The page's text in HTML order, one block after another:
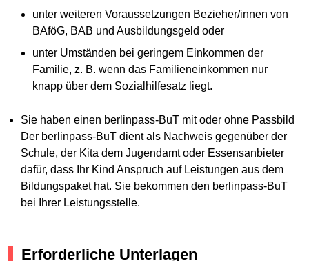
unter weiteren Voraussetzungen Bezieher/innen von
BAföG, BAB und Ausbildungsgeld oder
unter Umständen bei geringem Einkommen der
Familie, z. B. wenn das Familieneinkommen nur
knapp über dem Sozialhilfesatz liegt.
Sie haben einen berlinpass-BuT mit oder ohne Passbild
Der berlinpass-BuT dient als Nachweis gegenüber der
Schule, der Kita dem Jugendamt oder Essensanbieter
dafür, dass Ihr Kind Anspruch auf Leistungen aus dem
Bildungspaket hat. Sie bekommen den berlinpass-BuT
bei Ihrer Leistungsstelle.
Erforderliche Unterlagen